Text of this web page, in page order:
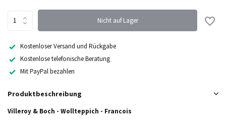
Nicht auf Lager
Kostenloser Versand und Rückgabe
Kostenlose telefonische Beratung
Mit PayPal bezahlen
Produktbeschreibung
Villeroy & Boch - Wollteppich - Francois